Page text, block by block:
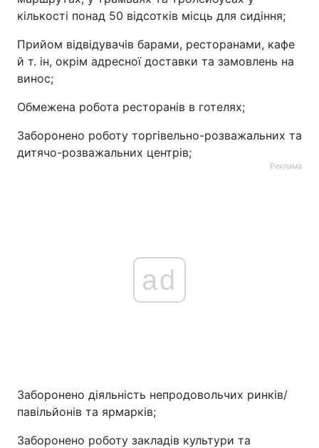
кількості понад 50 відсотків місць для сидіння;
Прийом відвідувачів барами, ресторанами, кафе
й т. ін, окрім адресної доставки та замовлень на
винос;
Обмежена робота ресторанів в готелях;
Заборонено роботу торгівельно-розважальних та
дитячо-розважальних центрів;
Реклама
ad
Заборонено діяльність непродовольчих ринків/
павільйонів та ярмарків;
Заборонено роботу закладів культури та